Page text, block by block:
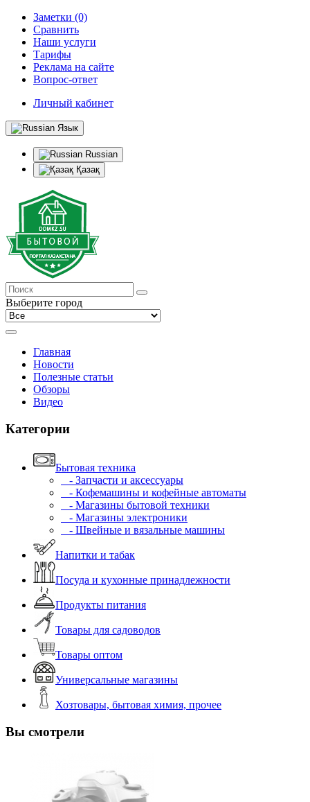
Заметки (0)
Сравнить
Наши услуги
Тарифы
Реклама на сайте
Вопрос-ответ
Личный кабинет
Язык
Russian
Қазақ
Выберите город
Главная
Новости
Полезные статьи
Обзоры
Видео
Категории
Бытовая техника
- Запчасти и аксессуары
- Кофемашины и кофейные автоматы
- Магазины бытовой техники
- Магазины электроники
- Швейные и вязальные машины
Напитки и табак
Посуда и кухонные принадлежности
Продукты питания
Товары для садоводов
Товары оптом
Универсальные магазины
Хозтовары, бытовая химия, прочее
Вы смотрели